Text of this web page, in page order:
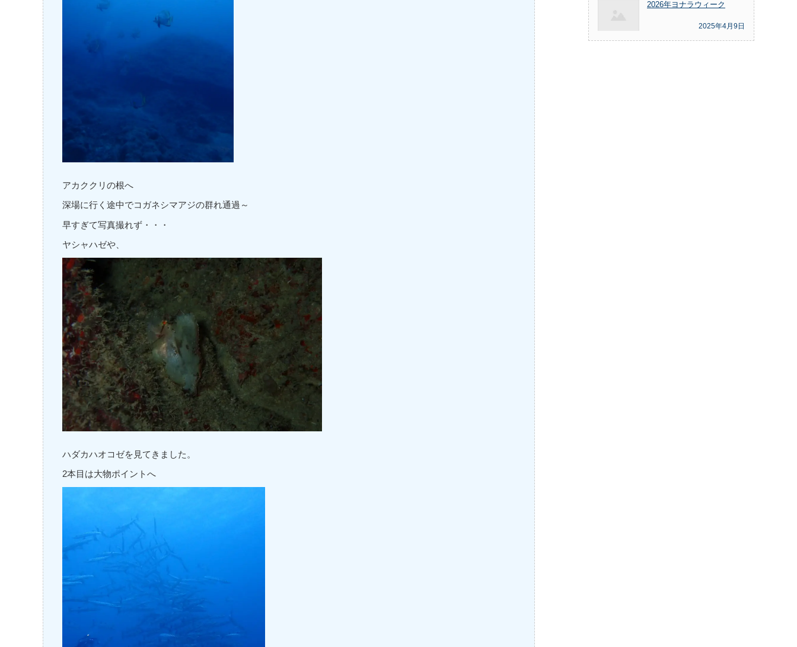
アカククリの根へ
深場に行く途中でコガネシマアジの群れ通過～
早すぎて写真撮れず・・・
ヤシャハゼや、
ハダカハオコゼを見てきました。
2本目は大物ポイントへ
2026年ヨナラウィーク
2025年4月9日